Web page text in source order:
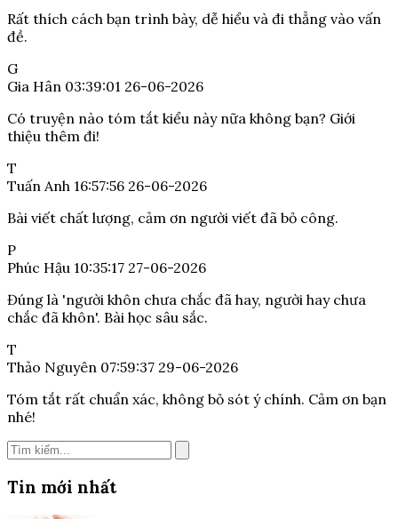
Rất thích cách bạn trình bày, dễ hiểu và đi thẳng vào vấn
đề.
G
Gia Hân 03:39:01 26-06-2026
Có truyện nào tóm tắt kiểu này nữa không bạn? Giới
thiệu thêm đi!
T
Tuấn Anh 16:57:56 26-06-2026
Bài viết chất lượng, cảm ơn người viết đã bỏ công.
P
Phúc Hậu 10:35:17 27-06-2026
Đúng là 'người khôn chưa chắc đã hay, người hay chưa
chắc đã khôn'. Bài học sâu sắc.
T
Thảo Nguyên 07:59:37 29-06-2026
Tóm tắt rất chuẩn xác, không bỏ sót ý chính. Cảm ơn bạn
nhé!
Tin mới nhất